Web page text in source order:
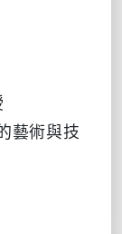
藝術與技